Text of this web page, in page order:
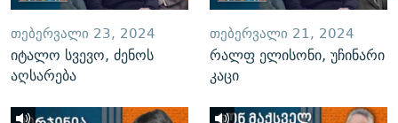
ᲗᲔᲑᲔᲠᲕᲐᲚᲘ 23, 2024
იტალო სვევო, ძენოს
აღსარება
ᲗᲔᲑᲔᲠᲕᲐᲚᲘ 21, 2024
რალფ ელისონი, უჩინარი
კაცი